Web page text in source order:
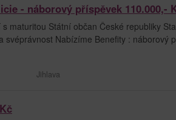
- náborový příspěvek 110.000,-
maturitou Státní občan České republiky
Nabízíme Benefity : náborový
Jihlava